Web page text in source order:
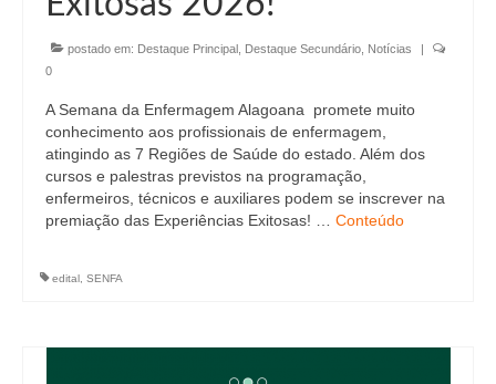
Editais e licitação
Eleições
Responsabilidade Técnica
Legislações
Decisões
Portarias
postado em: Destaque Principal Destaque Secundário Notícias
|
0
A Semana da Enfermagem Alagoana promete muito
conhecimento aos profissionais de enfermagem,
atingindo as 7 Regiões de Saúde do estado. Além dos
cursos e palestras previstos na programação,
enfermeiros, técnicos e auxiliares podem se inscrever na
premiação das Experiências Exitosas! … Conteúdo
edital SENFA